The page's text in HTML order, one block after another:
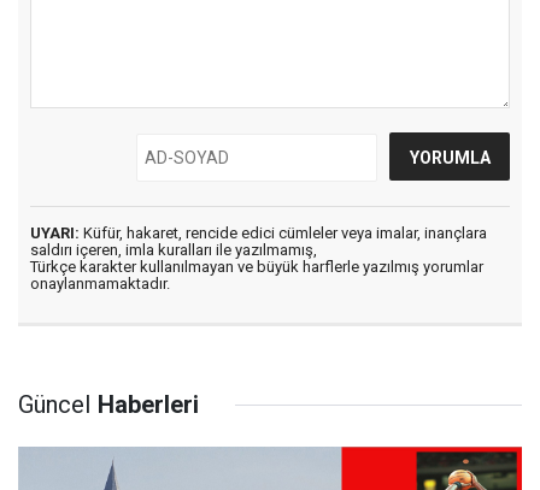
UYARI: Küfür, hakaret, rencide edici cümleler veya imalar, inançlara
saldırı içeren, imla kuralları ile yazılmamış,
Türkçe karakter kullanılmayan ve büyük harflerle yazılmış yorumlar
onaylanmamaktadır.
Güncel Haberleri